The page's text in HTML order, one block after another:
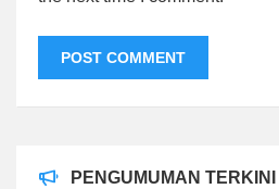
PENGUMUMAN TERKINI